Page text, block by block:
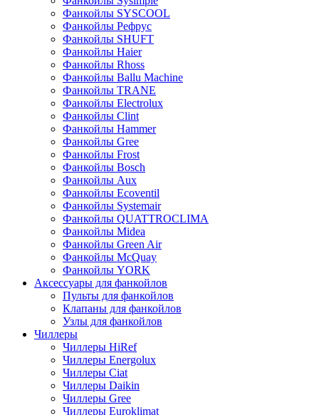
Фанкойлы SYSCOOL
Фанкойлы Рефрус
Фанкойлы SHUFT
Фанкойлы Haier
Фанкойлы Rhoss
Фанкойлы Ballu Machine
Фанкойлы TRANE
Фанкойлы Electrolux
Фанкойлы Clint
Фанкойлы Hammer
Фанкойлы Gree
Фанкойлы Frost
Фанкойлы Bosch
Фанкойлы Aux
Фанкойлы Ecoventil
Фанкойлы Systemair
Фанкойлы QUATTROCLIMA
Фанкойлы Midea
Фанкойлы Green Air
Фанкойлы McQuay
Фанкойлы YORK
Аксессуары для фанкойлов
Пульты для фанкойлов
Клапаны для фанкойлов
Узлы для фанкойлов
Чиллеры
Чиллеры HiRef
Чиллеры Energolux
Чиллеры Ciat
Чиллеры Daikin
Чиллеры Gree
Чиллеры Euroklimat